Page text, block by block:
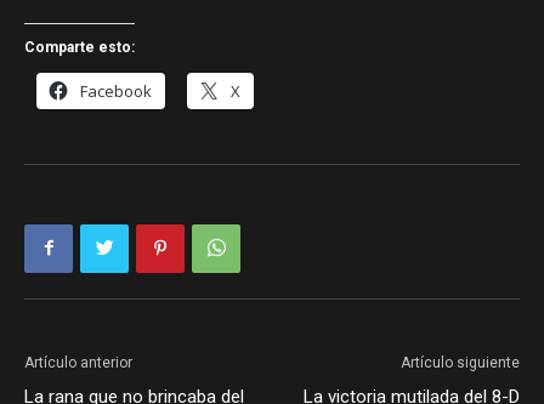
Comparte esto:
Facebook X
Artículo anterior
La rana que no brincaba del
Artículo siguiente
La victoria mutilada del 8-D